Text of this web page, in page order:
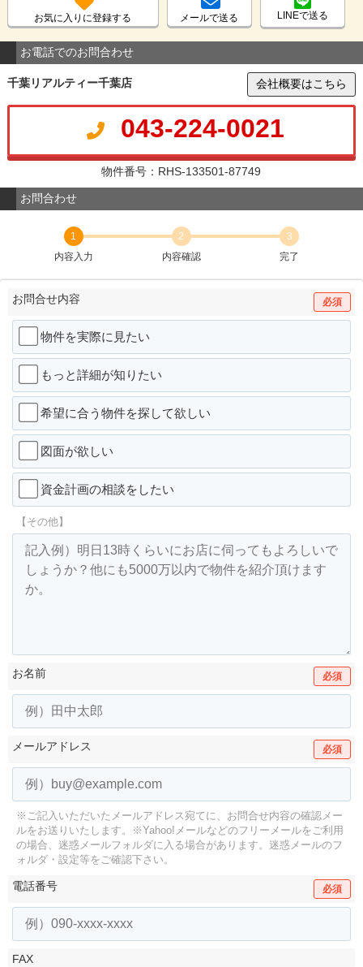
お気に入りに登録する メールで送る LINEで送る
お電話でのお問合わせ
千葉リアルティー千葉店 会社概要はこちら
043-224-0021
物件番号：RHS-133501-87749
お問合わせ
1
内容入力
2
内容確認
3
完了
お問合せ内容 必須
物件を実際に見たい
もっと詳細が知りたい
希望に合う物件を探して欲しい
図面が欲しい
資金計画の相談をしたい
【その他】
お名前 必須
メールアドレス 必須
※ご記入いただいたメールアドレス宛てに、お問合せ内容の確認メー
ルをお送りいたします。
※Yahoo!メールなどのフリーメールをご利用
の場合、迷惑メールフォルダに入る場合があります。 迷惑メールのフ
ォルダ・設定等をご確認下さい。
電話番号 必須
FAX